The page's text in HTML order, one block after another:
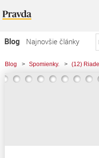
Blog
Najnovšie články
Najčítanejšie články
Najkomentovanejšie články
Blog > Spomienky. > (12)